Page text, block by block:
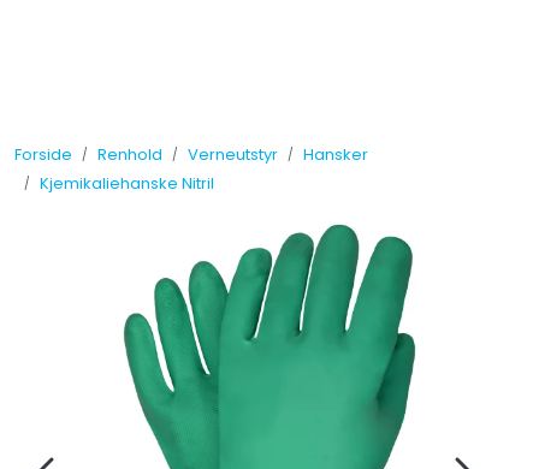
Forside Renhold Verneutstyr
Hansker
Kjemikaliehanske Nitril
Måleinstrumenter
Vinduspusseutstyr